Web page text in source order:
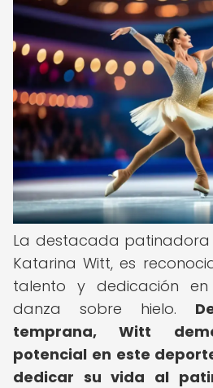
La destacada
Katarina Witt, es
talento y dedicación
danza sobre hielo.
temprana, Witt
potencial en este
dedicar su vida al